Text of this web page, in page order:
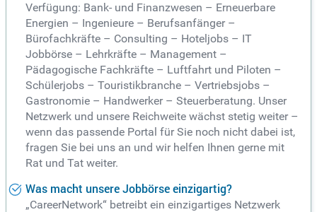
Verfügung: Bank- und Finanzwesen – Erneuerbare
Energien – Ingenieure – Berufsanfänger –
Bürofachkräfte – Consulting – Hoteljobs – IT
Jobbörse – Lehrkräfte – Management –
Pädagogische Fachkräfte – Luftfahrt und Piloten –
Schülerjobs – Touristikbranche – Vertriebsjobs –
Gastronomie – Handwerker – Steuerberatung. Unser
Netzwerk und unsere Reichweite wächst stetig weiter –
wenn das passende Portal für Sie noch nicht dabei ist,
fragen Sie bei uns an und wir helfen Ihnen gerne mit
Rat und Tat weiter.
Was macht unsere Jobbörse einzigartig?
„CareerNetwork“ betreibt ein einzigartiges Netzwerk